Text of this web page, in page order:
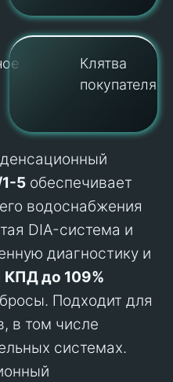
Клятва
покупателя
5 обеспечивает
водоснабжения
DIA-система и
диагностику и
КПД до 109%
Подходит для
в том числе
системах.